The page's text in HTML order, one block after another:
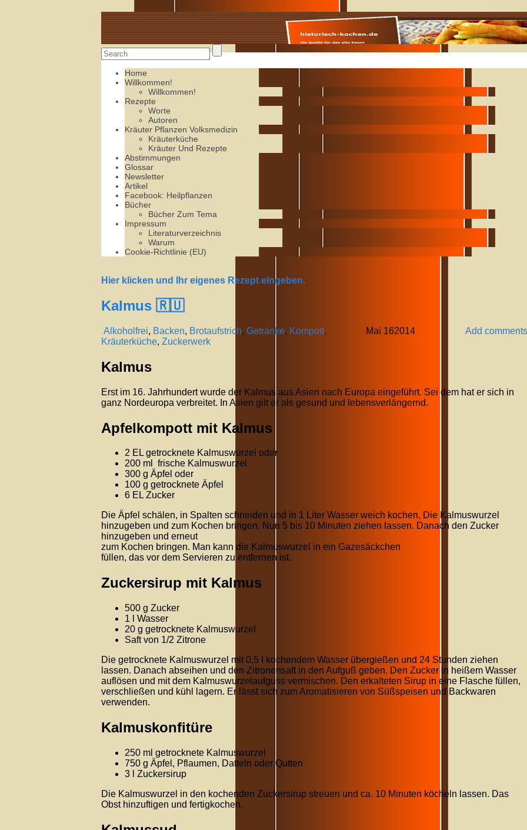
Alte Rezepte online
Home
Willkommen!
Willkommen!
Rezepte
Worte
Autoren
Kräuter Pflanzen Volksmedizin
Kräuterküche
Kräuter Und Rezepte
Abstimmungen
Glossar
Newsletter
Artikel
Facebook: Heilpflanzen
Bücher
Bücher Zum Tema
Impressum
Literaturverzeichnis
Warum
Cookie-Richtlinie (EU)
Hier klicken und Ihr eigenes Rezept eingeben.
Kalmus 🇷🇺
Alkoholfrei, Backen, Brotaufstrich, Getränke, Kompott,
Kräuterküche, Zuckerwerk
Add comments
Mai 162014
Kalmus
Erst im 16. Jahrhundert wurde der Kalmus aus Asien nach Europa eingeführt. Sei dem hat er sich in
ganz Nordeuropa verbreitet. In Asien gilt er als gesund und lebensverlängernd.
Apfelkompott mit Kalmus
2 EL getrocknete Kalmuswurzel oder
200 ml frische Kalmuswurzel
300 g Äpfel oder
100 g getrocknete Äpfel
6 EL Zucker
Die Äpfel schälen, in Spalten schneiden und in 1 Liter Wasser weich kochen, Die Kalmuswurzel
hinzugeben und zum Kochen bringen. Nun 5 bis 10 Minuten ziehen lassen. Danach den Zucker
hinzugeben und erneut
zum Kochen bringen. Man kann die Kalmuswurzel in ein Gazesäckchen
füllen, das vor dem Servieren zu entfernen ist.
Zuckersirup mit Kalmus
500 g Zucker
1 l Wasser
20 g getrocknete Kalmuswurzel
Saft von 1/2 Zitrone
Die getrocknete Kalmuswurzel mit 0,5 I kochendem Wasser übergießen und 24 Stunden ziehen
lassen. Danach abseihen und den Zitronensaft in den Aufguß geben. Den Zucker in heißem Wasser
auflösen und mit dem Kalmuswurzelaufguss vermischen. Den erkalteten Sirup in eine Flasche füllen,
verschließen und kühl lagern. Er lässt sich zum Aromatisieren von Süßspeisen und Backwaren
verwenden.
Kalmuskonfitüre
250 ml getrocknete Kalmuswurzel
750 g Äpfel, Pflaumen, Datteln oder Qutten
3 l Zuckersirup
Die Kalmuswurzel in den kochenden Zuckersirup streuen und ca. 10 Minuten köcheln lassen. Das
Obst hinzuftigen und fertigkochen.